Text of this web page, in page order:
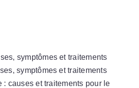
symptômes et traitements
symptômes et traitements
: causes et traitements pour le